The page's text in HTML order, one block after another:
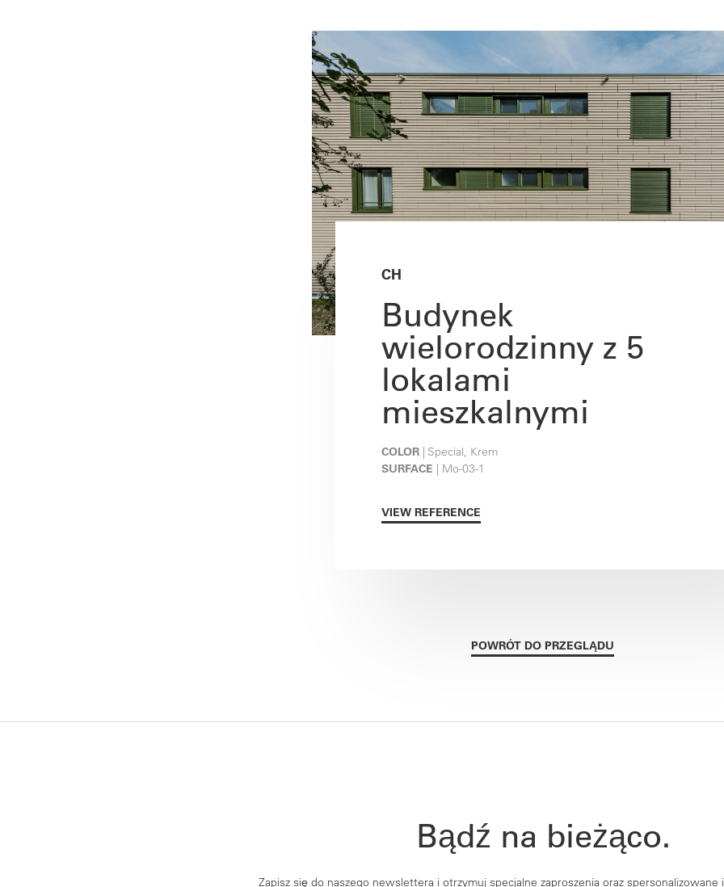
CH
Budynek
wielorodzinny z 5
lokalami
mieszkalnymi
COLOR | Special, Krem
SURFACE | Mo-03-1
VIEW REFERENCE
POWRÓT DO PRZEGLĄDU
Bądź na bieżąco.
Zapisz się do naszego newslettera i otrzymuj specjalne zaproszenia oraz